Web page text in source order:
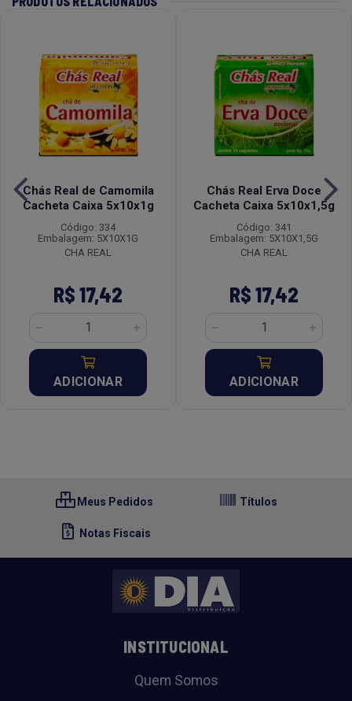
Chás Real de Camomila
Cacheta Caixa 5x10x1g
Código: 334
Embalagem: 5X10X1G
CHA REAL
R$ 17,42
ADICIONAR
Chás Real Erva Doce
Cacheta Caixa 5x10x1,5g
Código: 341
Embalagem: 5X10X1,5G
CHA REAL
R$ 17,42
ADICIONAR
Meus Pedidos Títulos
Notas Fiscais
INSTITUCIONAL
Quem Somos